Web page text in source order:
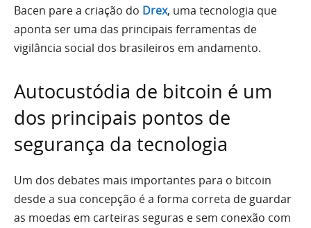
Bacen pare a criação do Drex, uma tecnologia que
aponta ser uma das principais ferramentas de
vigilância social dos brasileiros em andamento.
Autocustódia de bitcoin é um
dos principais pontos de
segurança da tecnologia
Um dos debates mais importantes para o bitcoin
desde a sua concepção é a forma correta de guardar
as moedas em carteiras seguras e sem conexão com